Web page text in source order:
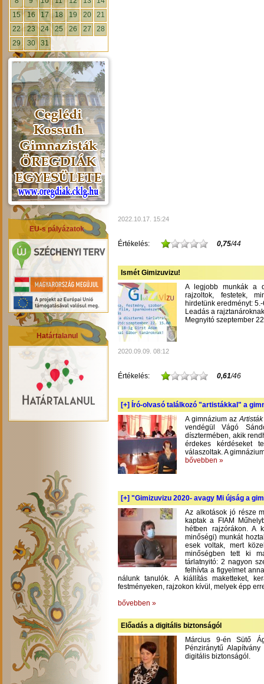
15
16 17 18 19 20
21
22
23 24 25 26 27
28
29
30 31
EU-s pályázatok
Határtalanul
2022.10.17. 15:24
Értékelés: 0,75/44
Ismét Gimizuvizu!
A legjobb munkák a
rajzoltok, festetek,
hirdetünk eredményt:
Leadás a
Megnyitó szeptember
2020.09.09. 08:12
Értékelés: 0,61/46
[+] Író-olvasó találkozó "artistákkal" a
A gimnázium az
vendégül Vágó
dísztermében, akik
érdekes kérdéseket
válaszoltak. A
bővebben »
[+] "Gimizuvizu 2020- avagy Mi újság a
Az alkotások jó része
kaptak a FIAM
hétben rajzórákon. A
minőségi) munkát
esek voltak, mert
minőségben tett ki
tárlatnyitó: 2 nagyon
felhívta a figyelmet
nálunk tanulók. A kiállítás maketteket,
festményeken, rajzokon kívül, melyek épp
bővebben »
Előadás a digitális biztonságól
Március 9-én Sütő
Pénziránytű
digitális biztonságól.